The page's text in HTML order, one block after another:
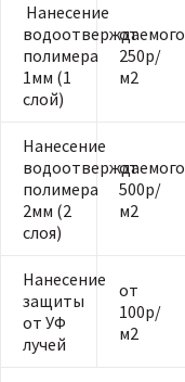
Нанесение
водоотверждаемого
полимера
1мм (1
слой)
от
250р/
м2
Нанесение
водоотверждаемого
полимера
2мм (2
слоя)
от
500р/
м2
Нанесение
защиты
от УФ
лучей
от
100р/
м2